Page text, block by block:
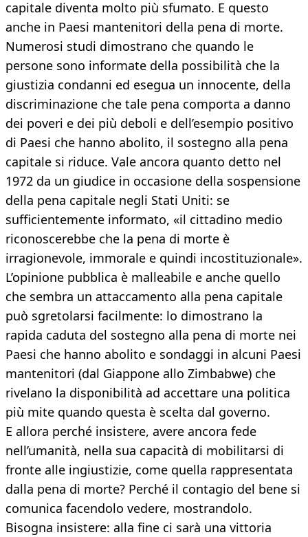
capitale diventa molto più sfumato. E questo
anche in Paesi mantenitori della pena di morte.
Numerosi studi dimostrano che quando le
persone sono informate della possibilità che la
giustizia condanni ed esegua un innocente, della
discriminazione che tale pena comporta a danno
dei poveri e dei più deboli e dell’esempio positivo
di Paesi che hanno abolito, il sostegno alla pena
capitale si riduce. Vale ancora quanto detto nel
1972 da un giudice in occasione della sospensione
della pena capitale negli Stati Uniti: se
sufficientemente informato, «il cittadino medio
riconoscerebbe che la pena di morte è
irragionevole, immorale e quindi incostituzionale».
L’opinione pubblica è malleabile e anche quello
che sembra un attaccamento alla pena capitale
può sgretolarsi facilmente: lo dimostrano la
rapida caduta del sostegno alla pena di morte nei
Paesi che hanno abolito e sondaggi in alcuni Paesi
mantenitori (dal Giappone allo Zimbabwe) che
rivelano la disponibilità ad accettare una politica
più mite quando questa è scelta dal governo.
E allora perché insistere, avere ancora fede
nell’umanità, nella sua capacità di mobilitarsi di
fronte alle ingiustizie, come quella rappresentata
dalla pena di morte? Perché il contagio del bene si
comunica facendolo vedere, mostrandolo.
Bisogna insistere: alla fine ci sarà una vittoria